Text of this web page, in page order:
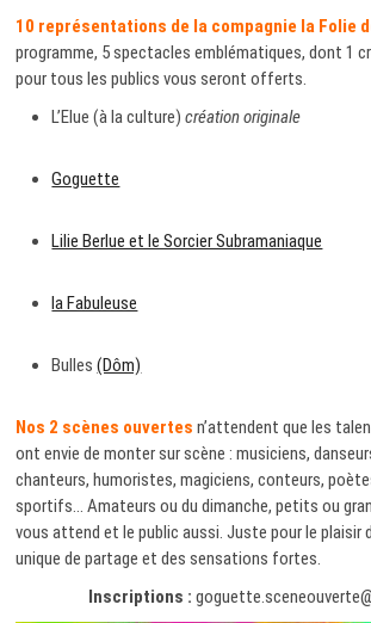
10 représentations de la compagnie la Folie
programme, 5 spectacles emblématiques, dont 1
pour tous les publics vous seront offerts.
L’Elue (à la culture)création originale
Goguette
Lilie Berlue et le Sorcier Subramaniaque
la Fabuleuse
Bulles(Dôm)
Nos 2 scènes ouvertes n’attendent que les
ont envie de monter sur scène : musiciens,
chanteurs, humoristes, magiciens, conteurs,
sportifs… Amateurs ou du dimanche, petits ou
vous attend et le public aussi. Juste pour le plaisir
unique de partage et des sensations fortes.
Inscriptions :